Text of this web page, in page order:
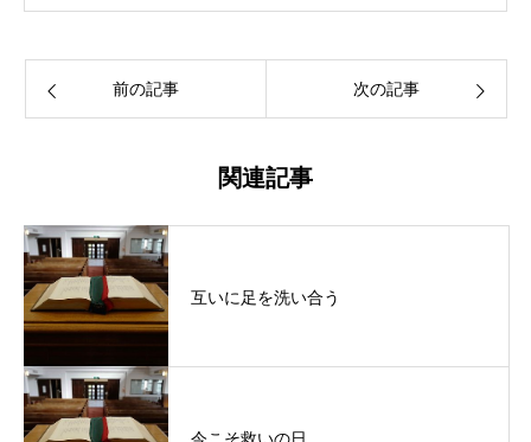
前の記事 次の記事
関連記事
互いに足を洗い合う
今こそ救いの日